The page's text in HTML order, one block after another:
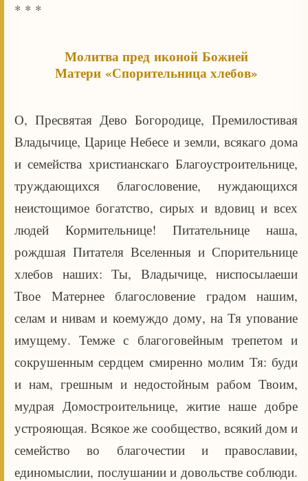
* * *
Молитва пред иконой Божией
Матери «Спорительница хлебов»
О, Пресвятая Дево Богородице, Премилостивая
Владычице, Царице Небесе и земли, всякаго дома
и семейства христианскаго Благоустроительнице,
труждающихся благословение, нуждающихся
неистощимое богатство, сирых и вдовиц и всех
людей Кормительнице! Питательнице наша,
рождшая Питателя Вселенныя и Спорительнице
хлебов наших: Ты, Владычице, ниспосылаеши
Твое Матернее благословение градом нашим,
селам и нивам и коемуждо дому, на Тя упование
имущему. Темже с благоговейным трепетом и
сокрушенным сердцем смиренно молим Тя: буди
и нам, грешным и недостойным рабом Твоим,
мудрая Домостроительнице, житие наше добре
устрояющая. Всякое же сообщество, всякий дом и
семейство во благочестии и православии,
единомыслии, послушании и довольстве соблюди.